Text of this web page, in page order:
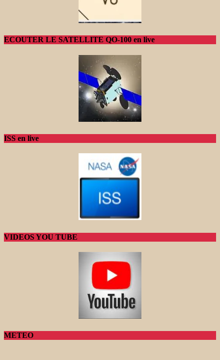
ECOUTER LE SATELLITE QO-100 en live
ISS en live
VIDEOS YOU TUBE
METEO